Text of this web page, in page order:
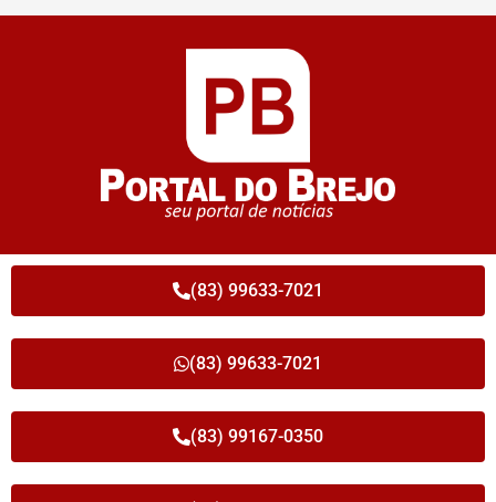
(83) 99633-7021
(83) 99633-7021
(83) 99167-0350